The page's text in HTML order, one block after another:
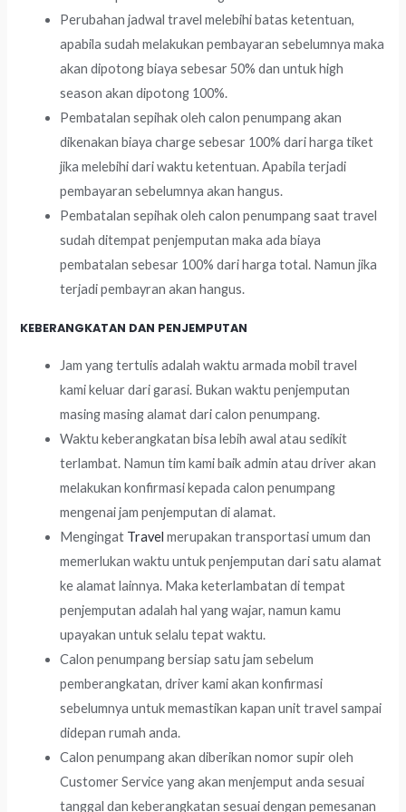
Perubahan jadwal travel melebihi batas ketentuan,
apabila sudah melakukan pembayaran sebelumnya maka
akan dipotong biaya sebesar 50% dan untuk high
season akan dipotong 100%.
Pembatalan sepihak oleh calon penumpang akan
dikenakan biaya charge sebesar 100% dari harga tiket
jika melebihi dari waktu ketentuan. Apabila terjadi
pembayaran sebelumnya akan hangus.
Pembatalan sepihak oleh calon penumpang saat travel
sudah ditempat penjemputan maka ada biaya
pembatalan sebesar 100% dari harga total. Namun jika
terjadi pembayran akan hangus.
KEBERANGKATAN DAN PENJEMPUTAN
Jam yang tertulis adalah waktu armada mobil travel
kami keluar dari garasi. Bukan waktu penjemputan
masing masing alamat dari calon penumpang.
Waktu keberangkatan bisa lebih awal atau sedikit
terlambat. Namun tim kami baik admin atau driver akan
melakukan konfirmasi kepada calon penumpang
mengenai jam penjemputan di alamat.
Mengingat Travel merupakan transportasi umum dan
memerlukan waktu untuk penjemputan dari satu alamat
ke alamat lainnya. Maka keterlambatan di tempat
penjemputan adalah hal yang wajar, namun kamu
upayakan untuk selalu tepat waktu.
Calon penumpang bersiap satu jam sebelum
pemberangkatan, driver kami akan konfirmasi
sebelumnya untuk memastikan kapan unit travel sampai
didepan rumah anda.
Calon penumpang akan diberikan nomor supir oleh
Customer Service yang akan menjemput anda sesuai
tanggal dan keberangkatan sesuai dengan pemesanan